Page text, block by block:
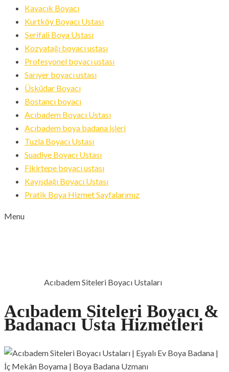
Kavacık Boyacı
Kurtköy Boyacı Ustası
Şerifali Boya Ustası
Kozyatağı boyacı ustası
Profesyonel boyacı ustası
Sarıyer boyacı ustası
Üsküdar Boyacı
Bostancı boyacı
Acıbadem Boyacı Ustası
Acıbadem boya badana işleri
Tuzla Boyacı Ustası
Suadiye Boyacı Ustası
Fikirtepe boyacı ustası
Kayışdağı Boyacı Ustası
Pratik Boya Hizmet Sayfalarımız
Menu
Acıbadem Siteleri Boyacı Ustaları
Acıbadem Siteleri Boyacı &
Badanacı Usta Hizmetleri